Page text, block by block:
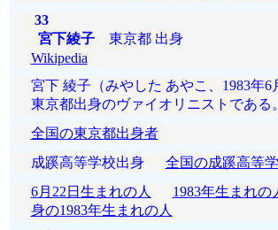
33
宮下綾子東京都 出身
Wikipedia
宮下 綾子（みやした あやこ、1983年6
東京都出身のヴァイオリニストである。
全国の東京都出身者
成蹊高等学校出身 全国の成蹊高等
6月22日生まれの人
1983年生まれの
身の1983年生まれの人